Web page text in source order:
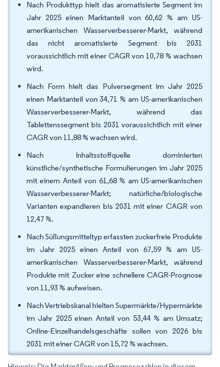
Nach Produkttyp hielt das aromatisierte Segment im
Jahr 2025 einen Marktanteil von 60,62 % am US-
amerikanischen Wasserverbesserer-Markt, während
das nicht aromatisierte Segment bis 2031
voraussichtlich mit einer CAGR von 10,78 % wachsen
wird.
Nach Form hielt das Pulversegment im Jahr 2025
einen Marktanteil von 34,71 % am US-amerikanischen
Wasserverbesserer-Markt, während das
Tablettenssegment bis 2031 voraussichtlich mit einer
CAGR von 11,88 % wachsen wird.
Nach Inhaltsstoffquelle dominierten
künstliche/synthetische Formulierungen im Jahr 2025
mit einem Anteil von 61,68 % am US-amerikanischen
Wasserverbesserer-Markt; natürliche/biologische
Varianten expandieren bis 2031 mit einer CAGR von
12,47 %.
Nach Süßungsmitteltyp erfassten zuckerfreie Produkte
im Jahr 2025 einen Anteil von 67,59 % am US-
amerikanischen Wasserverbesserer-Markt, während
Produkte mit Zucker eine schnellere CAGR-Prognose
von 11,93 % aufweisen.
Nach Vertriebskanal hielten Supermärkte/Hypermärkte
im Jahr 2025 einen Anteil von 53,44 % am Umsatz;
Online-Einzelhandelsgeschäfte sollen von 2026 bis
2031 mit einer CAGR von 15,72 % wachsen.